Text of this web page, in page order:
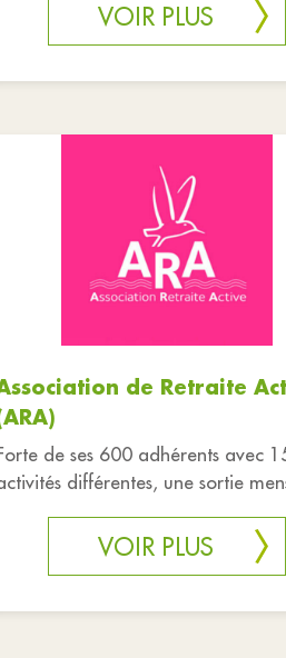
VOIR PLUS
de Retraite
de ses 600 adhérents avec
différentes, une sortie
un voyage annuel à l’étranger,
VOIR PLUS